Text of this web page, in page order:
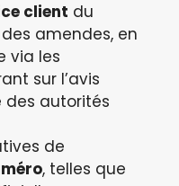
client du
amendes, en
via les
sur l’avis
des autorités
de
, telles que